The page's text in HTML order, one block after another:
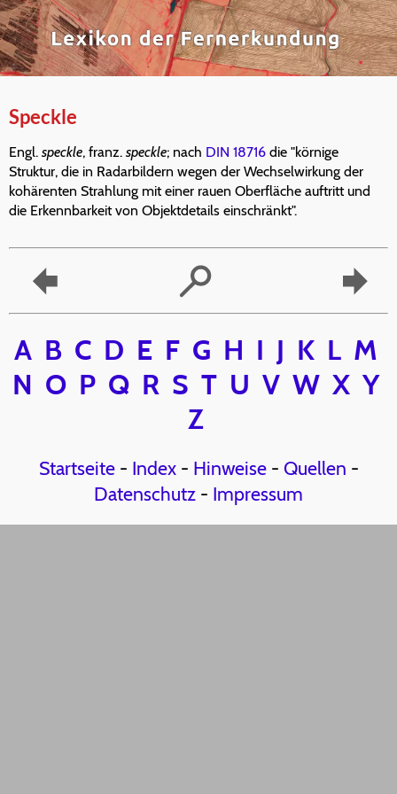
Speckle
Engl. speckle, franz. speckle; nach DIN 18716 die "körnige
Struktur, die in Radarbildern wegen der Wechselwirkung der
kohärenten Strahlung mit einer rauen Oberfläche auftritt und
die Erkennbarkeit von Objektdetails einschränkt".
A B C D E F G H I J K L M
N O P Q R S T U V W X Y
Z
Startseite- Index- Hinweise- Quellen -
Datenschutz - Impressum